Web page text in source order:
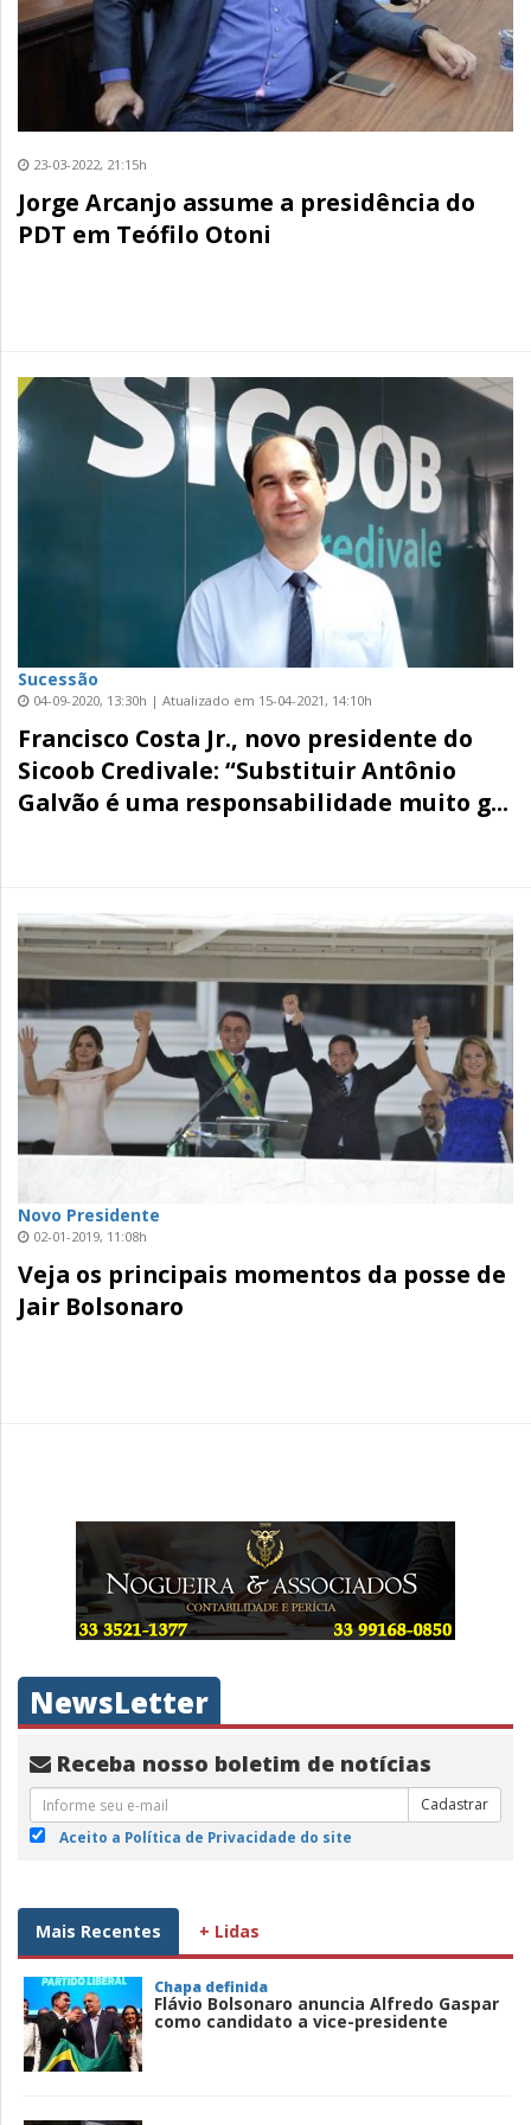
23-03-2022, 21:15h
Jorge Arcanjo assume a presidência do
PDT em Teófilo Otoni
Sucessão
04-09-2020, 13:30h | Atualizado em 15-04-2021, 14:10h
Francisco Costa Jr., novo presidente do
Sicoob Credivale: “Substituir Antônio
Galvão é uma responsabilidade muito g...
Novo Presidente
02-01-2019, 11:08h
Veja os principais momentos da posse de
Jair Bolsonaro
NewsLetter
Receba nosso boletim de notícias
Cadastrar
Aceito a Política de Privacidade do site
Mais Recentes + Lidas
Chapa definida
Flávio Bolsonaro anuncia Alfredo Gaspar
como candidato a vice-presidente